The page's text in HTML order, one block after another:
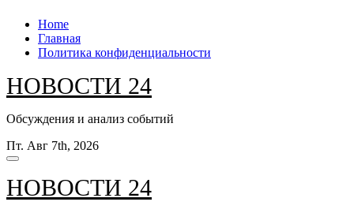
Перейти
содержанию
Home
Главная
Политика конфиденциальности
НОВОСТИ 24
Обсуждения и анализ событий
Пт. Авг 7th, 2026
НОВОСТИ 24